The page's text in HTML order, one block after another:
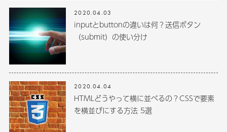
2020.04.03
inputとbuttonの違いは何？送信ボタン
（submit）の使い分け
2020.04.04
HTMLどうやって横に並べるの？CSSで要素
を横並びにする方法 5選